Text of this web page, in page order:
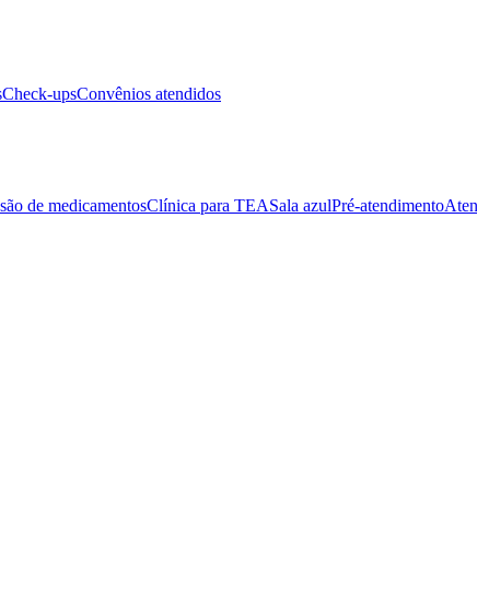
Check-upsConvênios atendidos
de medicamentosClínica para TEASala azulPré-atendimento